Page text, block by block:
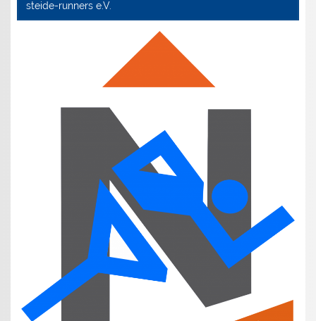
steide-runners e.V.